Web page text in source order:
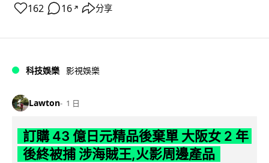
162 16 ↗ 分享
科技娛樂 影視娛樂
Lawton 1 日
訂購 43 億日元精品後棄單 大阪女 2 年
後終被捕 涉海賊王,火影周邊產品